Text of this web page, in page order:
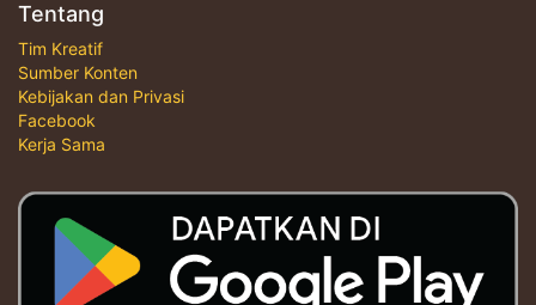
Tentang
Tim Kreatif
Sumber Konten
Kebijakan dan Privasi
Facebook
Kerja Sama